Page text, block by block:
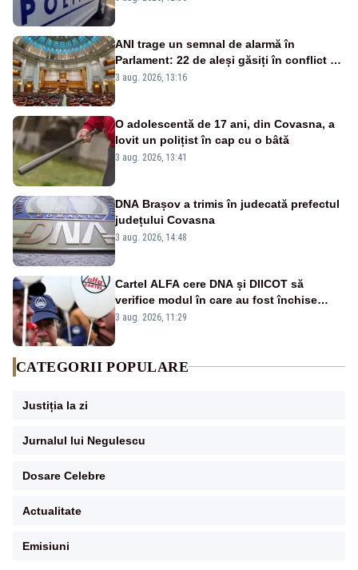
ANI trage un semnal de alarmă în
Parlament: 22 de aleși găsiți în conflict de
interese au rămas în funcții
3 aug. 2026, 13:16
O adolescentă de 17 ani, din Covasna, a
lovit un polițist în cap cu o bâtă
3 aug. 2026, 13:41
DNA Brașov a trimis în judecată prefectul
județului Covasna
3 aug. 2026, 14:48
Cartel ALFA cere DNA și DIICOT să
verifice modul în care au fost închise
centralele pe cărbune
3 aug. 2026, 11:29
CATEGORII POPULARE
Justiția la zi
Jurnalul lui Negulescu
Dosare Celebre
Actualitate
Emisiuni